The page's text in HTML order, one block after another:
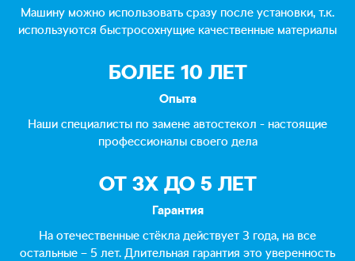
Машину можно использовать сразу после установки, т.к.
используются быстросохнущие качественные материалы
БОЛЕЕ 10 ЛЕТ
Опыта
Наши специалисты по замене автостекол - настоящие
профессионалы своего дела
ОТ 3Х ДО 5 ЛЕТ
Гарантия
На отечественные стёкла действует 3 года, на все
остальные – 5 лет. Длительная гарантия это уверенность